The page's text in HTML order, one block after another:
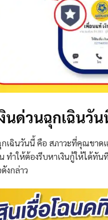
นด่วนฉุกเฉินวั
กเฉินวันนี้ คือ สภาวะที่คุณขา
ำให้ต้องรีบหาเงินกู้ให้ได้ทั
งกล่าว